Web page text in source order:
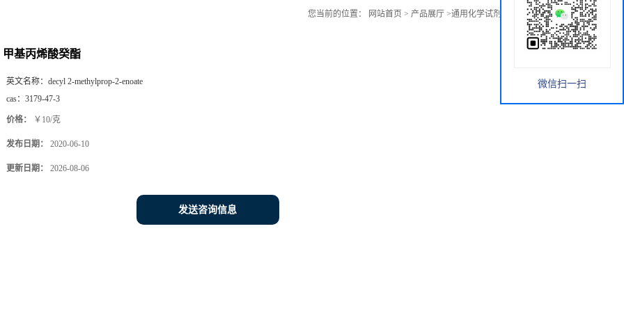
您当前的位置： 网站首页 > 产品展厅 >通用化学试剂 甲基丙烯酸癸酯
甲基丙烯酸癸酯
英文名称： decyl 2-methylprop-2-enoate
cas： 3179-47-3
价格： ￥10/克
发布日期： 2020-06-10
更新日期： 2026-08-06
发送咨询信息
微信扫一扫